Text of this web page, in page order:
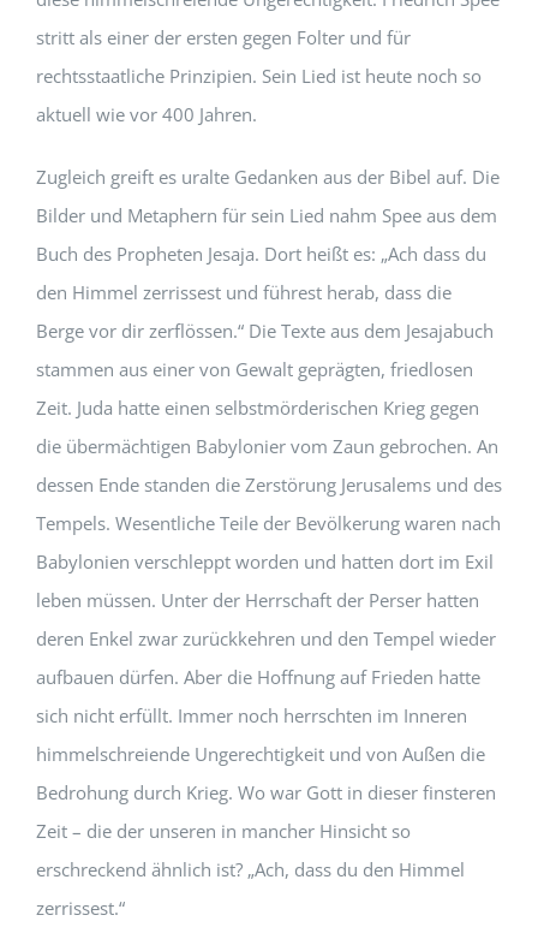
stritt als einer der ersten gegen Folter und für
rechtsstaatliche Prinzipien. Sein Lied ist heute noch so
aktuell wie vor 400 Jahren.
Zugleich greift es uralte Gedanken aus der Bibel auf. Die
Bilder und Metaphern für sein Lied nahm Spee aus dem
Buch des Propheten Jesaja. Dort heißt es: „Ach dass du
den Himmel zerrissest und führest herab, dass die
Berge vor dir zerflössen.“ Die Texte aus dem Jesajabuch
stammen aus einer von Gewalt geprägten, friedlosen
Zeit. Juda hatte einen selbstmörderischen Krieg gegen
die übermächtigen Babylonier vom Zaun gebrochen. An
dessen Ende standen die Zerstörung Jerusalems und des
Tempels. Wesentliche Teile der Bevölkerung waren nach
Babylonien verschleppt worden und hatten dort im Exil
leben müssen. Unter der Herrschaft der Perser hatten
deren Enkel zwar zurückkehren und den Tempel wieder
aufbauen dürfen. Aber die Hoffnung auf Frieden hatte
sich nicht erfüllt. Immer noch herrschten im Inneren
himmelschreiende Ungerechtigkeit und von Außen die
Bedrohung durch Krieg. Wo war Gott in dieser finsteren
Zeit – die der unseren in mancher Hinsicht so
erschreckend ähnlich ist? „Ach, dass du den Himmel
zerrissest.“